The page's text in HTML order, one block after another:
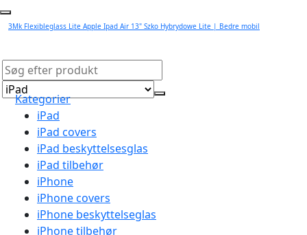
3Mk Flexibleglass Lite Apple Ipad Air 13" Szko Hybrydowe Lite | Bedre mobil
Kategorier
iPad
iPad covers
iPad beskyttelsesglas
iPad tilbehør
iPhone
iPhone covers
iPhone beskyttelseglas
iPhone tilbehør